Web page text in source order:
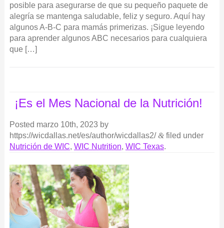
posible para asegurarse de que su pequeño paquete de
alegría se mantenga saludable, feliz y seguro. Aquí hay
algunos A-B-C para mamás primerizas. ¡Sigue leyendo
para aprender algunos ABC necesarios para cualquiera
que […]
¡Es el Mes Nacional de la Nutrición!
Posted marzo 10th, 2023 by
https://wicdallas.net/es/author/wicdallas2/ &filed under
Nutrición de WIC, WIC Nutrition, WIC Texas.